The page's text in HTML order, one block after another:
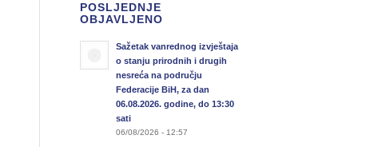
POSLJEDNJE
OBJAVLJENO
Sažetak vanrednog izvještaja
o stanju prirodnih i drugih
nesreća na području
Federacije BiH, za dan
06.08.2026. godine, do 13:30
sati
06/08/2026 - 12:57